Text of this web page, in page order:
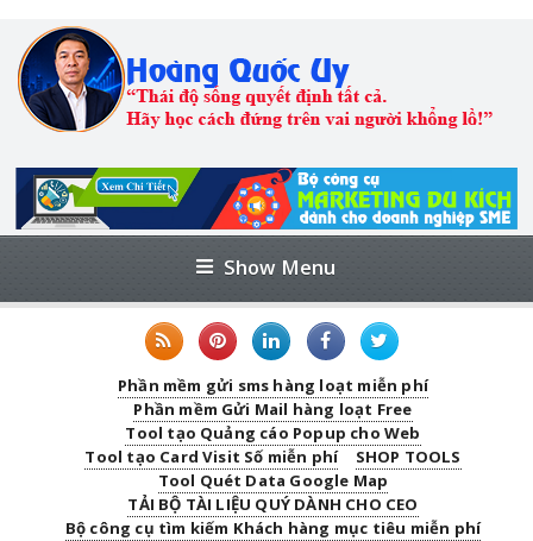
Show Menu
Phần mềm gửi sms hàng loạt miễn phí
Phần mềm Gửi Mail hàng loạt Free
Tool tạo Quảng cáo Popup cho Web
Tool tạo Card Visit Số miễn phí
SHOP TOOLS
Tool Quét Data Google Map
TẢI BỘ TÀI LIỆU QUÝ DÀNH CHO CEO
Bộ công cụ tìm kiếm Khách hàng mục tiêu miễn phí